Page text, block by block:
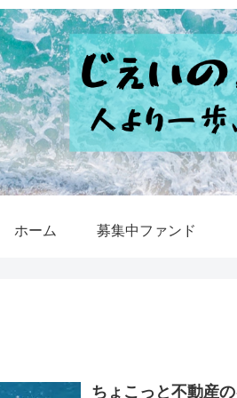
ホーム 募集中ファンド
ちょこっと不動産